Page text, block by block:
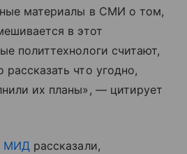
материалы в СМИ о том,
в этот
политтехнологи считают,
что угодно,
их планы», — цитирует
МИД рассказали,